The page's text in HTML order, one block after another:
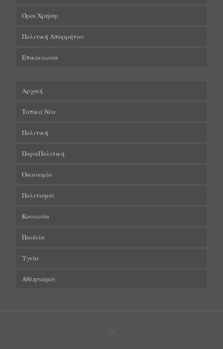
Όροι Χρήσης
Πολιτική Απορρήτου
Επικοινωνία
Αρχική
Τοπικά Νέα
Πολιτική
ΠαραΠολιτική
Οικονομία
Πολιτισμός
Κοινωνία
Παιδεία
Υγεία
Αθλητισμός